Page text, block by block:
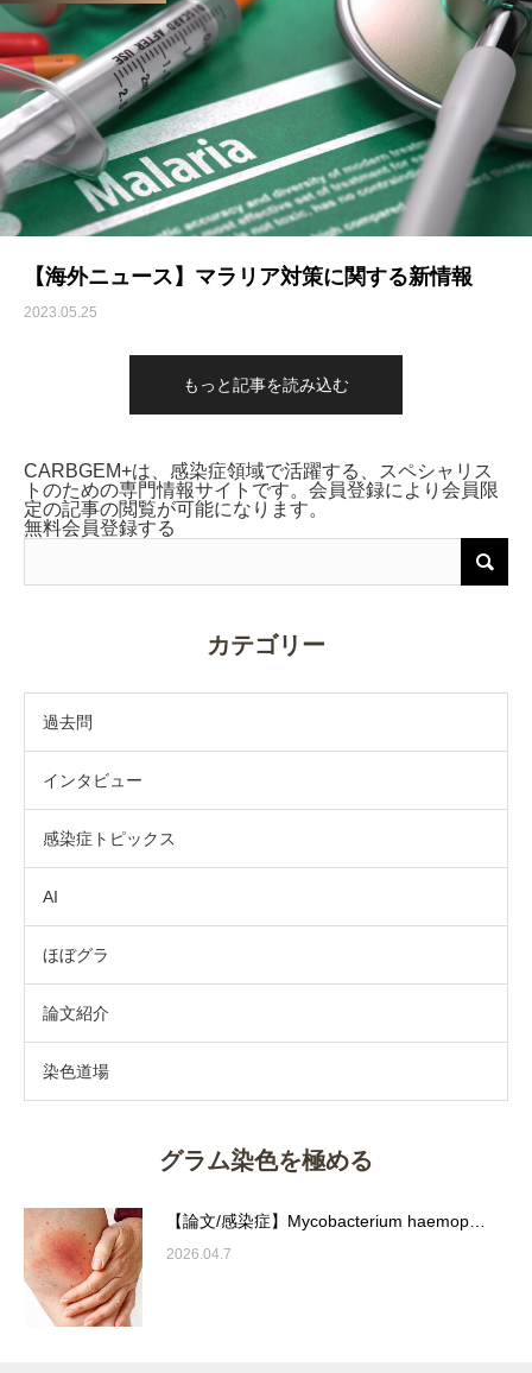
【海外ニュース】マラリア対策に関する新情報
2023.05.25
もっと記事を読み込む
CARBGEM+は、感染症領域で活躍する、スペシャリス
トのための専門情報サイトです。会員登録により会員限
定の記事の閲覧が可能になります。
無料会員登録する
カテゴリー
過去問
インタビュー
感染症トピックス
AI
ほぼグラ
論文紹介
染色道場
グラム染色を極める
【論文/感染症】Mycobacterium haemop…
2026.04.7